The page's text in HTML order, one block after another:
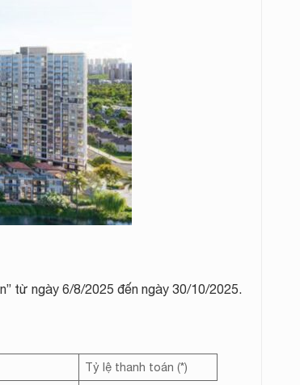
từ ngày 6/8/2025 đến ngày 30/10/2025.
Tỷ lệ thanh toán (*)